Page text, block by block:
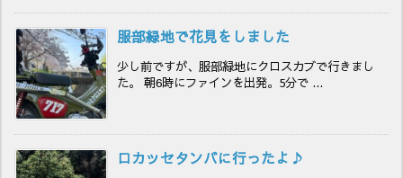
服部緑地で花見をしました
少し前ですが、服部緑地にクロスカブで行きまし
た。 朝6時にファインを出発。5分で ...
ロカッセタンバに行ったよ♪